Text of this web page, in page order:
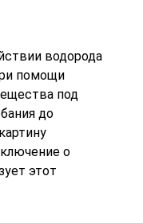
водорода
помощи
под
до
о
этот